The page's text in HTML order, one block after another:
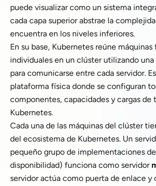
puede visualizar como un sistema
cada capa superior abstrae la
encuentra en los niveles inferiores.
En su base, Kubernetes reúne
individuales en un clúster utilizando
para comunicarse entre cada servidor.
plataforma física donde se configuran
componentes, capacidades y cargas de
Kubernetes.
Cada una de las máquinas del clúster
del ecosistema de Kubernetes. Un
pequeño grupo de implementaciones
disponibilidad) funciona como servidor
servidor actúa como puerta de enlace y